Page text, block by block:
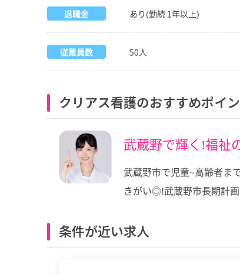
退職金 あり(勤続 1年以上)
従業員数 50人
クリアス看護のおすすめポイ
武蔵野で輝く!福祉
武蔵野市で児童~高齢者ま
きがい◎!武蔵野市長期計
条件が近い求人